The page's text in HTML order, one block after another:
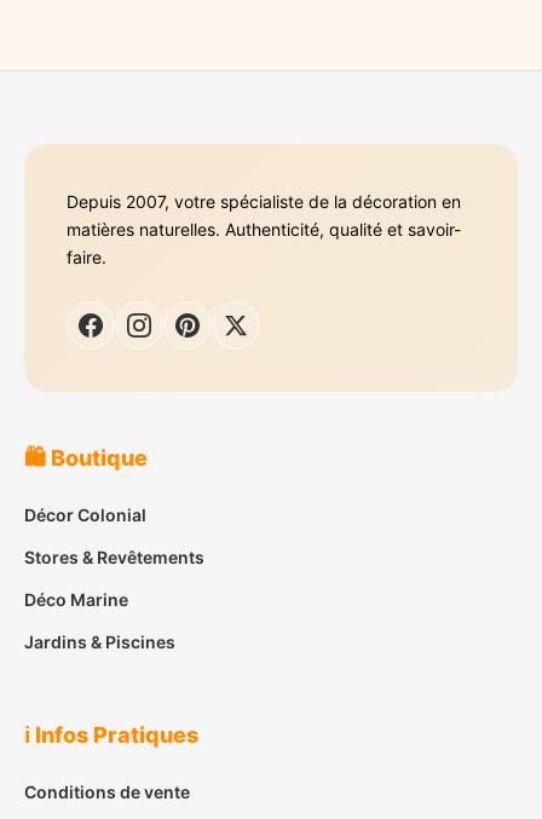
Depuis 2007, votre spécialiste de la décoration en
matières naturelles. Authenticité, qualité et savoir-
faire.
🛍️ Boutique
Décor Colonial
Stores & Revêtements
Déco Marine
Jardins & Piscines
ℹ️ Infos Pratiques
Conditions de vente